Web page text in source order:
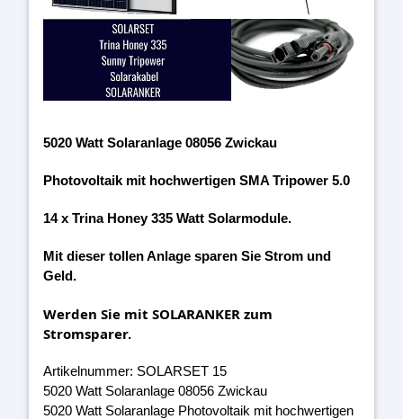
5020 Watt Solaranlage 08056 Zwickau
Photovoltaik mit hochwertigen SMA Tripower 5.0
14 x Trina Honey 335 Watt Solarmodule.
Mit dieser tollen Anlage sparen Sie Strom und
Geld.
Werden Sie mit SOLARANKER zum
Stromsparer.
Artikelnummer: SOLARSET 15
5020 Watt Solaranlage 08056 Zwickau
5020 Watt Solaranlage Photovoltaik mit hochwertigen